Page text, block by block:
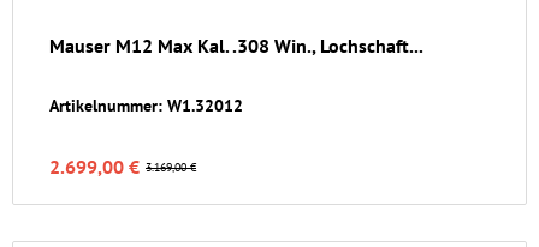
Mauser M12 Max Kal. .308 Win., Lochschaft...
Artikelnummer: W1.32012
3.169,00 €
2.699,00 €